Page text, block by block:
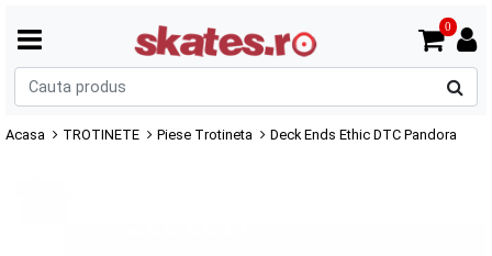
0
Acasa TROTINETE Piese Trotineta Deck Ends Ethic DTC Pandora